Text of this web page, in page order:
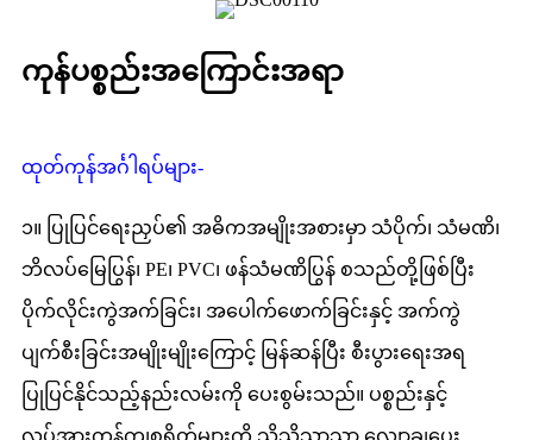
ကုန်ပစ္စည်းအကြောင်းအရာ
ထုတ်ကုန်အင်္ဂါရပ်များ-
၁။ ပြုပြင်ရေးညှပ်၏ အဓိကအမျိုးအစားမှာ သံပိုက်၊ သံမဏိ၊
ဘိလပ်မြေပြွန်၊ PE၊ PVC၊ ဖန်သံမဏိပြွန် စသည်တို့ဖြစ်ပြီး
ပိုက်လိုင်းကွဲအက်ခြင်း၊ အပေါက်ဖောက်ခြင်းနှင့် အက်ကွဲ
ပျက်စီးခြင်းအမျိုးမျိုးကြောင့် မြန်ဆန်ပြီး စီးပွားရေးအရ
ပြုပြင်နိုင်သည့်နည်းလမ်းကို ပေးစွမ်းသည်။ ပစ္စည်းနှင့်
လုပ်အားကုန်ကျစရိတ်များကို သိသိသာသာ လျှော့ချပေး